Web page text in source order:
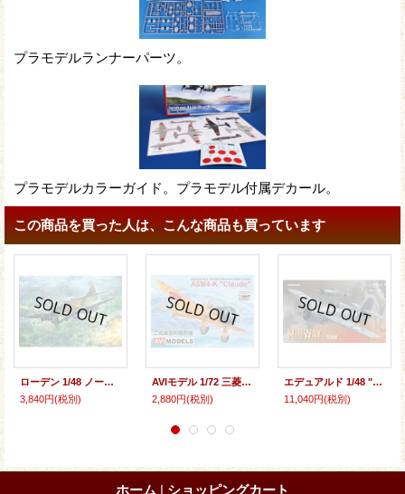
プラモデルランナーパーツ。
プラモデルカラーガイド。プラモデル付属デカール。
この商品を買った人は、こんな商品も買っています
ローデン 1/48 ノースアメリカンT-28Dトロージャン地上攻撃機[プラモデル]
3,840円(税別)
AVIモデル 1/72 三菱 A5M4-K 二式練習戦闘機【プラモデル】
2,880円(税別)
エデュアルド 1/48 "ミッドウェー" F4F-3/4 デュアルコンボ リミテッドエディション【プラモデル】
11,040円(税別)
ホーム | ショッピングカート